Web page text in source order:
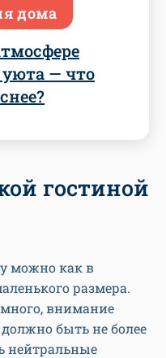
дома
— что
гостиной
можно как в
размера.
много, внимание
быть не более
нейтральные